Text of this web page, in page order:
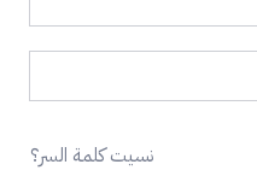
نسيت كلمة السر؟